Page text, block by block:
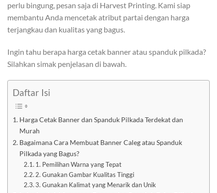
perlu bingung, pesan saja di Harvest Printing. Kami siap
membantu Anda mencetak atribut partai dengan harga
terjangkau dan kualitas yang bagus.
Ingin tahu berapa harga cetak banner atau spanduk pilkada?
Silahkan simak penjelasan di bawah.
Daftar Isi
Harga Cetak Banner dan Spanduk Pilkada Terdekat dan
Murah
Bagaimana Cara Membuat Banner Caleg atau Spanduk
Pilkada yang Bagus?
1. Pemilihan Warna yang Tepat
2. Gunakan Gambar Kualitas Tinggi
3. Gunakan Kalimat yang Menarik dan Unik